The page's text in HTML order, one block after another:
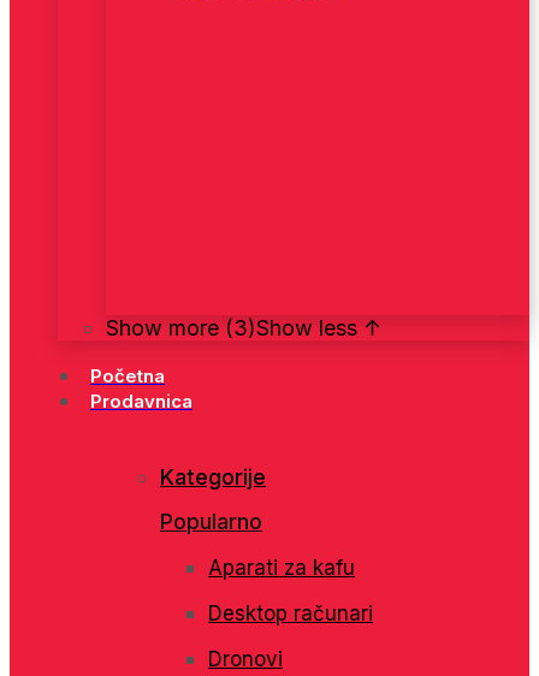
Show more (3)Show less ↑
Početna
Prodavnica
Kategorije
Popularno
Aparati za kafu
Desktop računari
Dronovi